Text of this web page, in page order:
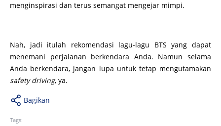
menginspirasi dan terus semangat mengejar mimpi.
Nah, jadi itulah rekomendasi lagu-lagu BTS yang dapat
menemani perjalanan berkendara Anda. Namun selama
Anda berkendara, jangan lupa untuk tetap mengutamakan
safety driving, ya.
Bagikan
Tags: